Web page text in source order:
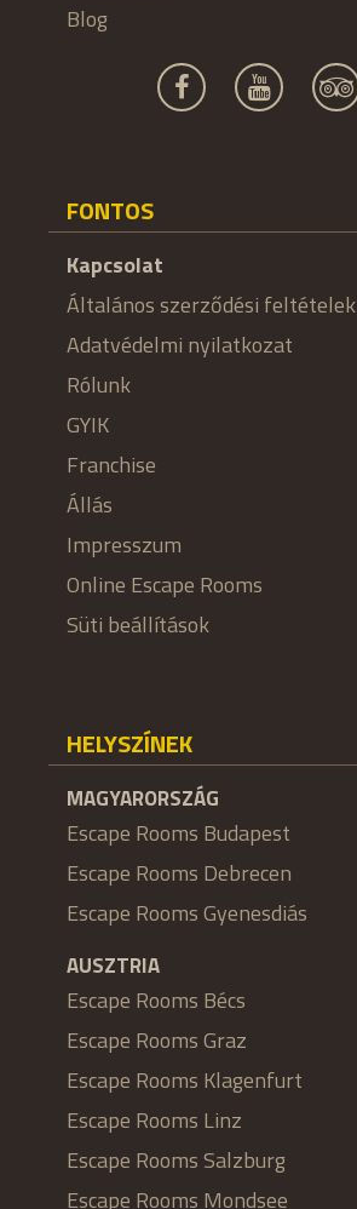
Blog
FONTOS
Kapcsolat
Általános szerződési feltételek
Adatvédelmi nyilatkozat
Rólunk
GYIK
Franchise
Állás
Impresszum
Online Escape Rooms
Süti beállítások
HELYSZÍNEK
MAGYARORSZÁG
Escape Rooms Budapest
Escape Rooms Debrecen
Escape Rooms Gyenesdiás
AUSZTRIA
Escape Rooms Bécs
Escape Rooms Graz
Escape Rooms Klagenfurt
Escape Rooms Linz
Escape Rooms Salzburg
Escape Rooms Mondsee